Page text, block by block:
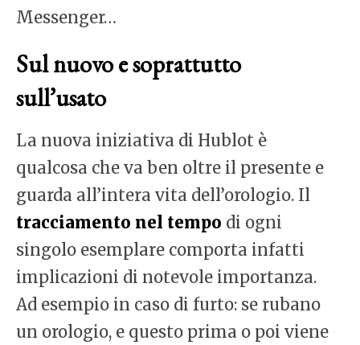
Messenger…
Sul nuovo e soprattutto
sull’usato
La nuova iniziativa di Hublot è
qualcosa che va ben oltre il presente e
guarda all’intera vita dell’orologio. Il
tracciamento nel tempo di ogni
singolo esemplare comporta infatti
implicazioni di notevole importanza.
Ad esempio in caso di furto: se rubano
un orologio, e questo prima o poi viene